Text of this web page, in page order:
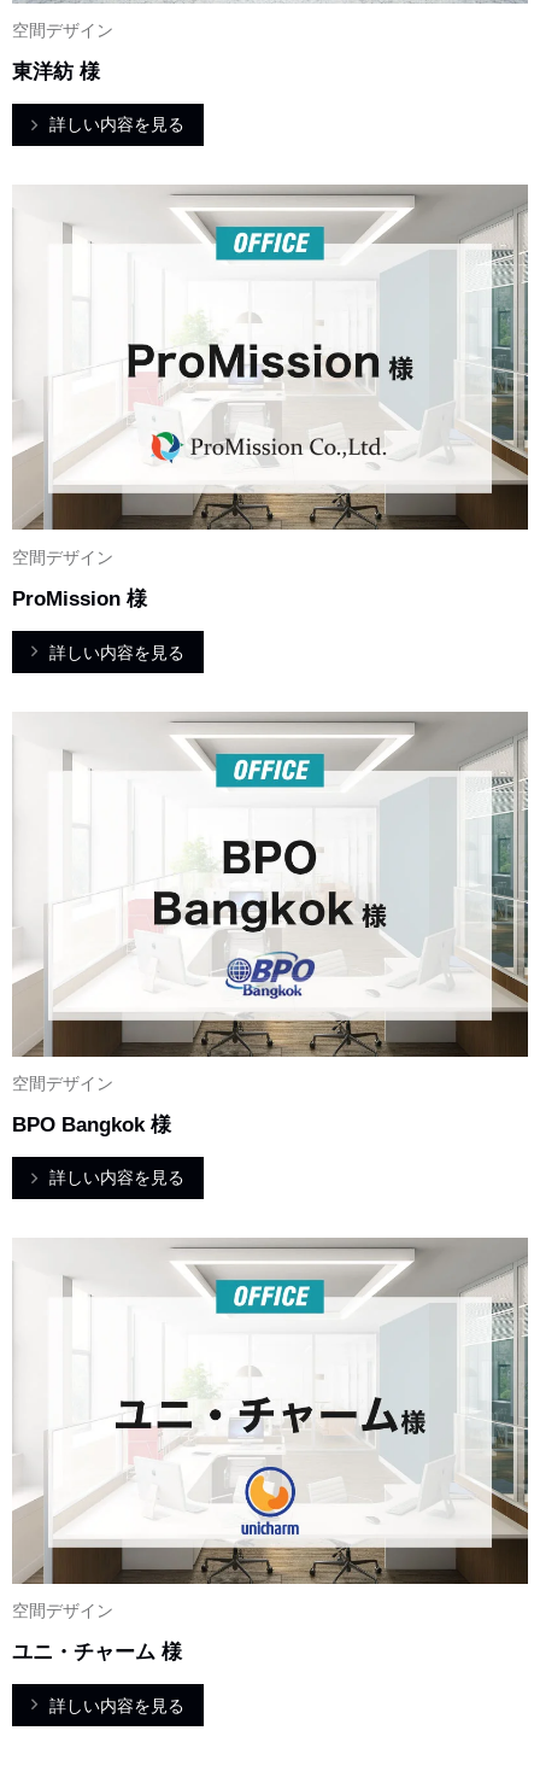
空間デザイン
東洋紡 様
詳しい内容を見る
空間デザイン
ProMission 様
詳しい内容を見る
空間デザイン
BPO Bangkok 様
詳しい内容を見る
空間デザイン
ユニ・チャーム 様
詳しい内容を見る